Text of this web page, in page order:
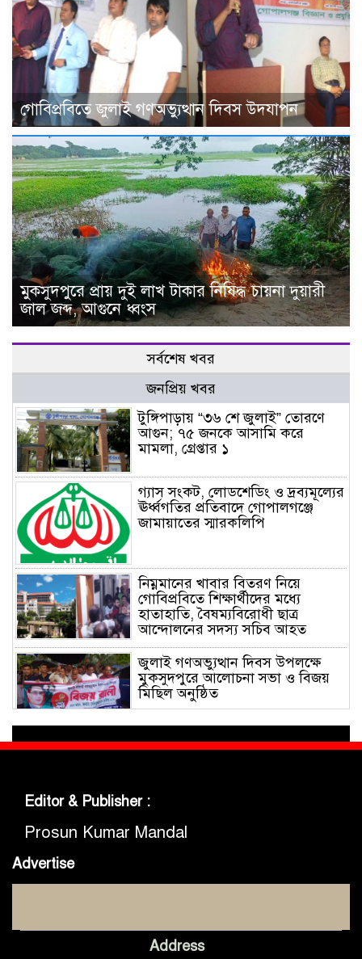
গোবিপ্রবিতে জুলাই গণঅভ্যুত্থান দিবস উদযাপন
মুকসুদপুরে প্রায় দুই লাখ টাকার নিষিদ্ধ চায়না দুয়ারী
জাল জব্দ, আগুনে ধ্বংস
সর্বশেষ খবর
জনপ্রিয় খবর
টুঙ্গিপাড়ায় “৩৬ শে জুলাই” তোরণে
আগুন; ৭৫ জনকে আসামি করে
মামলা, গ্রেপ্তার ১
গ্যাস সংকট, লোডশেডিং ও দ্রব্যমূল্যের
ঊর্ধ্বগতির প্রতিবাদে গোপালগঞ্জে
জামায়াতের স্মারকলিপি
নিম্নমানের খাবার বিতরণ নিয়ে
গোবিপ্রবিতে শিক্ষার্থীদের মধ্যে
হাতাহাতি, বৈষম্যবিরোধী ছাত্র
আন্দোলনের সদস্য সচিব আহত
জুলাই গণঅভ্যুত্থান দিবস উপলক্ষে
মুকসুদপুরে আলোচনা সভা ও বিজয়
মিছিল অনুষ্ঠিত
গোবিপ্রবিতে জুলাই গণঅভ্যুত্থান দিবস
উদযাপন
মুকসুদপুরে প্রায় দুই লাখ টাকার
নিষিদ্ধ চায়না দুয়ারী জাল জব্দ, আগুনে
ধ্বংস
মুকসুদপুরে ‘রক্তাক্ত জুলাই’ শীর্ষক
Editor & Publisher :
Prosun Kumar Mandal
Advertise
Address